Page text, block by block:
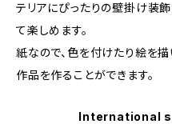
テリアにぴったりの壁掛け装
て楽しめます。
紙なので、色を付けたり絵を
作品を作ることができます。
International